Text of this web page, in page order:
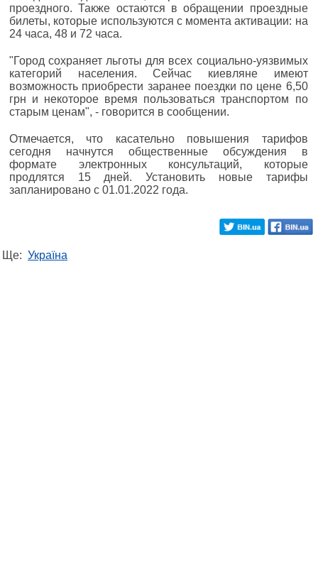
проездного. Также остаются в обращении проездные
билеты, которые используются с момента активации: на
24 часа, 48 и 72 часа.
"Город сохраняет льготы для всех социально-уязвимых
категорий населения. Сейчас киевляне имеют
возможность приобрести заранее поездки по цене 6,50
грн и некоторое время пользоваться транспортом по
старым ценам", - говорится в сообщении.
Отмечается, что касательно повышения тарифов
сегодня начнутся общественные обсуждения в
формате электронных консультаций, которые
продлятся 15 дней. Установить новые тарифы
запланировано с 01.01.2022 года.
Ще: Україна